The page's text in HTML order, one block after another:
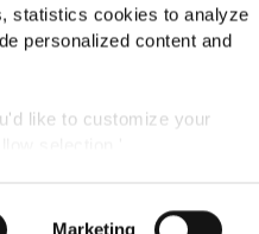
statistics cookies to analyze
personalized content and
like to customize your
Marketing